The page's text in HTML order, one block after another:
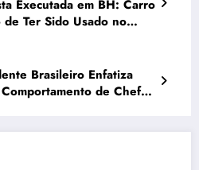
Executada em BH: Carro
Ter Sido Usado no
Brasileiro Enfatiza
de Chefe